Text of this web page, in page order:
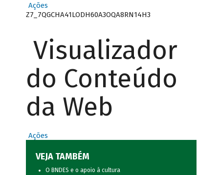
Ações
Z7_7QGCHA41LODH60A3OQA8RN14H3
Visualizador
do Conteúdo
da Web
Ações
VEJA TAMBÉM
O BNDES e o apoio à cultura